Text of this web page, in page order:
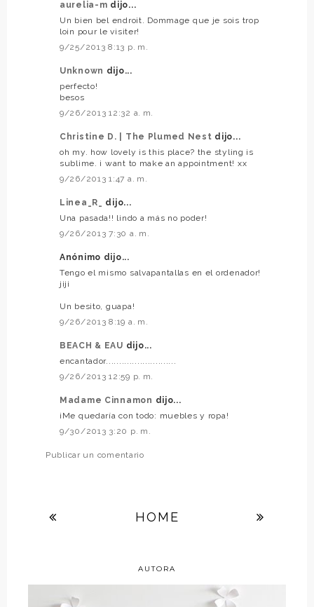
aurelia-m dijo...
Un bien bel endroit. Dommage que je sois trop
loin pour le visiter!
9/25/2013 8:13 p. m.
Unknown dijo...
perfecto!
besos
9/26/2013 12:32 a. m.
Christine D. | The Plumed Nest dijo...
oh my. how lovely is this place? the styling is
sublime. i want to make an appointment! xx
9/26/2013 1:47 a. m.
Linea_R_ dijo...
Una pasada!! lindo a más no poder!
9/26/2013 7:30 a. m.
Anónimo dijo...
Tengo el mismo salvapantallas en el ordenador!
jiji
Un besito, guapa!
9/26/2013 8:19 a. m.
BEACH & EAU dijo...
encantador...........................
9/26/2013 12:59 p. m.
Madame Cinnamon dijo...
¡Me quedaría con todo: muebles y ropa!
9/30/2013 3:20 p. m.
Publicar un comentario
HOME
AUTORA